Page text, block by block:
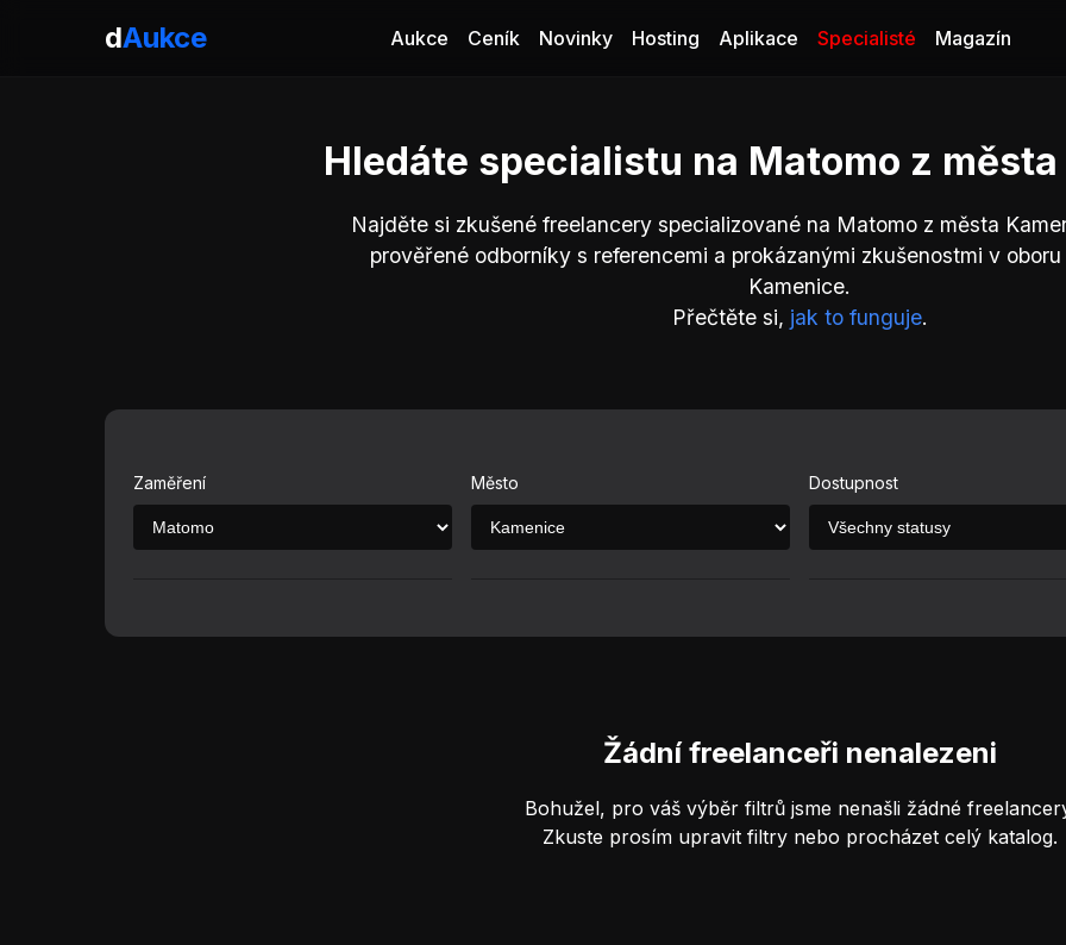
dAukce Aukce Ceník Novinky Hosting Aplikace Specialisté Magazín
Hledáte specialistu na Matomo z
Najděte si zkušené freelancery specializované na Matomo z města
prověřené odborníky s referencemi a prokázanými zkušenostmi v
Kamenice.
Přečtěte si, jak to funguje.
Zaměření Město Dostupnost
Žádní freelanceři nenalezeni
Bohužel, pro váš výběr filtrů jsme nenašli žádné
Zkuste prosím upravit filtry nebo procházet celý katalog.